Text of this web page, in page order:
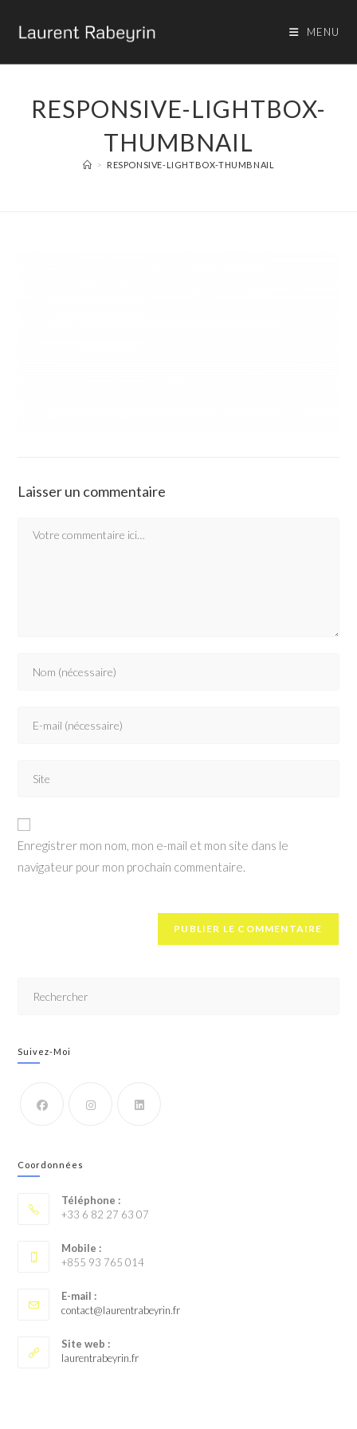
MENU
RESPONSIVE-LIGHTBOX-
THUMBNAIL
> RESPONSIVE-LIGHTBOX-THUMBNAIL
Laisser un commentaire
Enregistrer mon nom, mon e-mail et mon site dans le
navigateur pour mon prochain commentaire.
Suivez-Moi
Coordonnées
Téléphone :
+33 6 82 27 63 07
Mobile :
+855 93 765 014
E-mail :
contact@laurentrabeyrin.fr
Site web :
laurentrabeyrin.fr